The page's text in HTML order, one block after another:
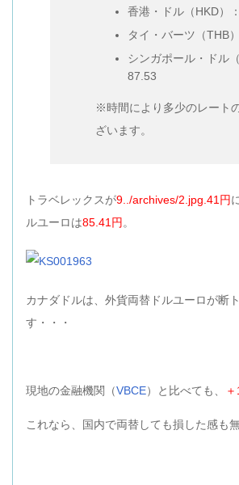
香港・ドル（HKD）
タイ・バーツ（THB
シンガポール・ドル
87.53
※時間により多少のレート
ざいます。
トラベレックスが9../archives/2.jpg.41円
ルユーロは85.41円。
カナダドルは、外貨両替ドルユーロが断
す・・・
現地の金融機関（VBCE）と比べても、
これなら、国内で両替しても損した感も無